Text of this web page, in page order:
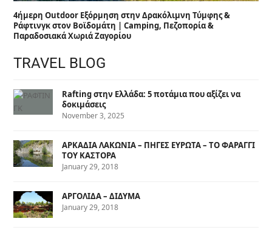
4ήμερη Outdoor Εξόρμηση στην Δρακόλιμνη Τύμφης &
Ράφτινγκ στον Βοϊδομάτη | Camping, Πεζοπορία &
Παραδοσιακά Χωριά Ζαγορίου
TRAVEL BLOG
Rafting στην Ελλάδα: 5 ποτάμια που αξίζει να
δοκιμάσεις
November 3, 2025
ΑΡΚΑΔΙΑ ΛΑΚΩΝΙΑ – ΠΗΓΕΣ ΕΥΡΩΤΑ – ΤΟ ΦΑΡΑΓΓΙ
ΤΟΥ ΚΑΣΤΟΡΑ
January 29, 2018
ΑΡΓΟΛΙΔΑ – ΔΙΔΥΜΑ
January 29, 2018